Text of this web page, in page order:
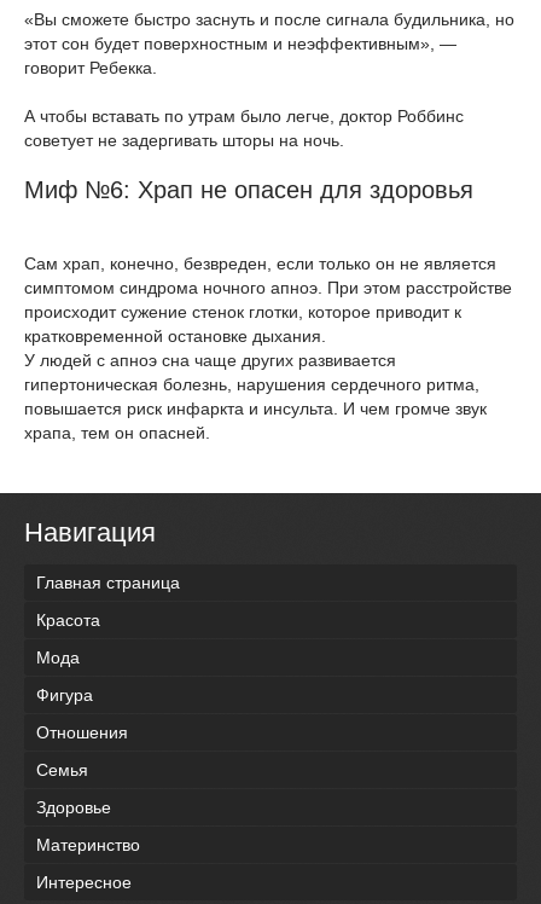
«Вы сможете быстро заснуть и после сигнала будильника, но
этот сон будет поверхностным и неэффективным», —
говорит Ребекка.
А чтобы вставать по утрам было легче, доктор Роббинс
советует не задергивать шторы на ночь.
Миф №6: Храп не опасен для здоровья
Сам храп, конечно, безвреден, если только он не является
симптомом синдрома ночного апноэ. При этом расстройстве
происходит сужение стенок глотки, которое приводит к
кратковременной остановке дыхания.
У людей с апноэ сна чаще других развивается
гипертоническая болезнь, нарушения сердечного ритма,
повышается риск инфаркта и инсульта. И чем громче звук
храпа, тем он опасней.
Навигация
Главная страница
Красота
Мода
Фигура
Отношения
Семья
Здоровье
Материнство
Интересное